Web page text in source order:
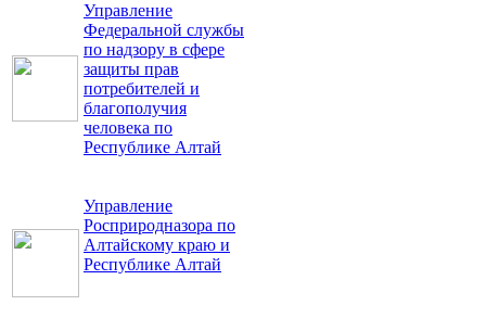
Управление
Федеральной службы
по надзору в сфере
защиты прав
потребителей и
благополучия
человека по
Республике Алтай
Управление
Росприродназора по
Алтайскому краю и
Республике Алтай